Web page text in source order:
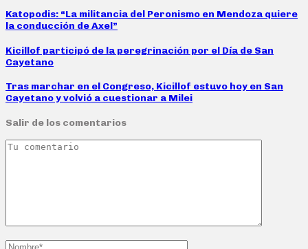
Katopodis: “La militancia del Peronismo en Mendoza quiere
la conducción de Axel”
Kicillof participó de la peregrinación por el Día de San
Cayetano
Tras marchar en el Congreso, Kicillof estuvo hoy en San
Cayetano y volvió a cuestionar a Milei
Salir de los comentarios